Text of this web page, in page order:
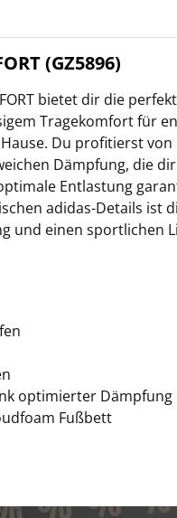
(GZ5896)
bietet dir die
Tragekomfort für
Du profitierst
Dämpfung, die
Entlastung
adidas-Details ist
und einen sportlichen
optimierter Dämpfung
Fußbett